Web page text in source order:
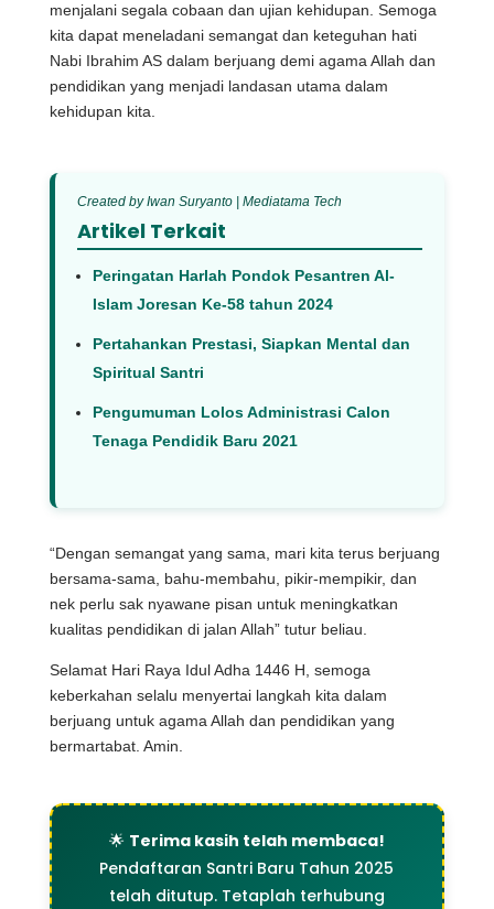
menjalani segala cobaan dan ujian kehidupan. Semoga
kita dapat meneladani semangat dan keteguhan hati
Nabi Ibrahim AS dalam berjuang demi agama Allah dan
pendidikan yang menjadi landasan utama dalam
kehidupan kita.
Created by Iwan Suryanto | Mediatama Tech
Artikel Terkait
Peringatan Harlah Pondok Pesantren Al-
Islam Joresan Ke-58 tahun 2024
Pertahankan Prestasi, Siapkan Mental dan
Spiritual Santri
Pengumuman Lolos Administrasi Calon
Tenaga Pendidik Baru 2021
“Dengan semangat yang sama, mari kita terus berjuang
bersama-sama, bahu-membahu, pikir-mempikir, dan
nek perlu sak nyawane pisan untuk meningkatkan
kualitas pendidikan di jalan Allah” tutur beliau.
Selamat Hari Raya Idul Adha 1446 H, semoga
keberkahan selalu menyertai langkah kita dalam
berjuang untuk agama Allah dan pendidikan yang
bermartabat. Amin.
🌟 Terima kasih telah membaca!
Pendaftaran Santri Baru Tahun 2025
telah ditutup. Tetaplah terhubung